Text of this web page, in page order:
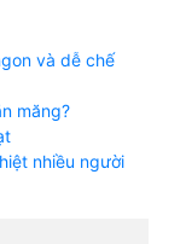
và dễ chế
măng?
nhiều người